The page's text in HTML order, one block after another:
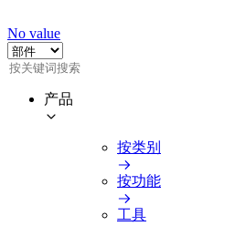
No value
产品
按类别
按功能
工具